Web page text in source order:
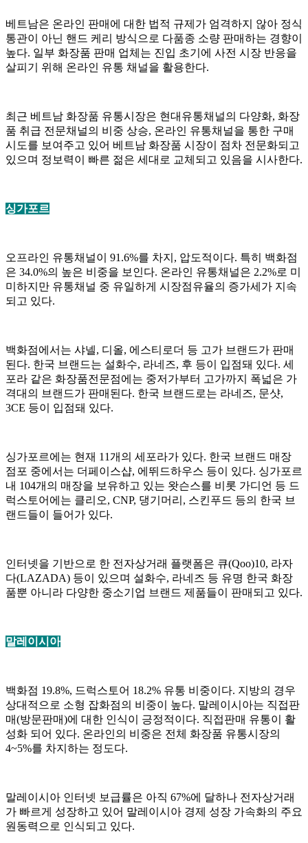
베트남은 온라인 판매에 대한 법적 규제가 엄격하지 않아 정식
통관이 아닌 핸드 케리 방식으로 다품종 소량 판매하는 경향이
높다. 일부 화장품 판매 업체는 진입 초기에 사전 시장 반응을
살피기 위해 온라인 유통 채널을 활용한다.
최근 베트남 화장품 유통시장은 현대유통채널의 다양화, 화장
품 취급 전문채널의 비중 상승, 온라인 유통채널을 통한 구매
시도를 보여주고 있어 베트남 화장품 시장이 점차 전문화되고
있으며 정보력이 빠른 젊은 세대로 교체되고 있음을 시사한다.
싱가포르
오프라인 유통채널이 91.6%를 차지, 압도적이다. 특히 백화점
은 34.0%의 높은 비중을 보인다. 온라인 유통채널은 2.2%로 미
미하지만 유통채널 중 유일하게 시장점유율의 증가세가 지속
되고 있다.
백화점에서는 샤넬, 디올, 에스티로더 등 고가 브랜드가 판매
된다. 한국 브랜드는 설화수, 라네즈, 후 등이 입점돼 있다. 세
포라 같은 화장품전문점에는 중저가부터 고가까지 폭넓은 가
격대의 브랜드가 판매된다. 한국 브랜드로는 라네즈, 문샷,
3CE 등이 입점돼 있다.
싱가포르에는 현재 11개의 세포라가 있다. 한국 브랜드 매장
점포 중에서는 더페이스샵, 에뛰드하우스 등이 있다. 싱가포르
내 104개의 매장을 보유하고 있는 왓슨스를 비롯 가디언 등 드
럭스토어에는 클리오, CNP, 댕기머리, 스킨푸드 등의 한국 브
랜드들이 들어가 있다.
인터넷을 기반으로 한 전자상거래 플랫폼은 큐(Qoo)10, 라자
다(LAZADA) 등이 있으며 설화수, 라네즈 등 유명 한국 화장
품뿐 아니라 다양한 중소기업 브랜드 제품들이 판매되고 있다.
말레이시아
백화점 19.8%, 드럭스토어 18.2% 유통 비중이다. 지방의 경우
상대적으로 소형 잡화점의 비중이 높다. 말레이시아는 직접판
매(방문판매)에 대한 인식이 긍정적이다. 직접판매 유통이 활
성화 되어 있다. 온라인의 비중은 전체 화장품 유통시장의
4~5%를 차지하는 정도다.
말레이시아 인터넷 보급률은 아직 67%에 달하나 전자상거래
가 빠르게 성장하고 있어 말레이시아 경제 성장 가속화의 주요
원동력으로 인식되고 있다.